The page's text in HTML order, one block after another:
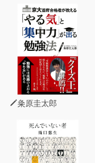
抵抗を覚えつつ
してくる
最初の章である
あるように、光本
ない人である。二
り、三首目は洗礼
り、心身まるごと
る。四首目は教
立場にたじろぎ
粂原圭太郎